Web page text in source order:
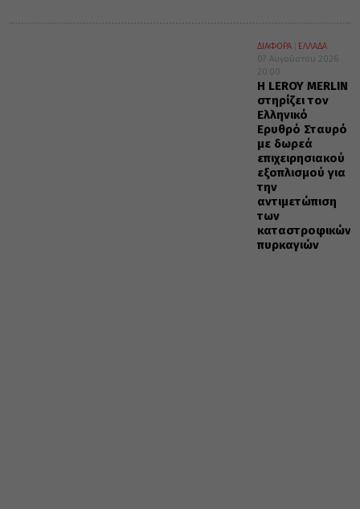
ΔΙΑΦΟΡΑ
ΕΛΛΑΔΑ
07 Αυγούστου 2026
20:00
Η LEROY MERLIN
στηρίζει τον
Ελληνικό
Ερυθρό Σταυρό
με δωρεά
επιχειρησιακού
εξοπλισμού για
την
αντιμετώπιση
των
καταστροφικών
πυρκαγιών